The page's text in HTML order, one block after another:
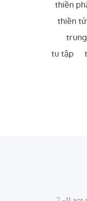
thiền
thiền
tu tập